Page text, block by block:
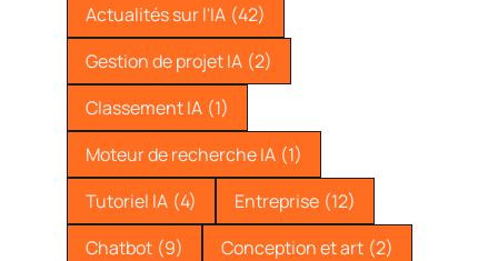
Actualités sur l'IA (42)
Gestion de projet IA (2)
Classement IA (1)
Moteur de recherche IA (1)
Tutoriel IA (4) Entreprise (12)
Chatbot (9) Conception et art (2)